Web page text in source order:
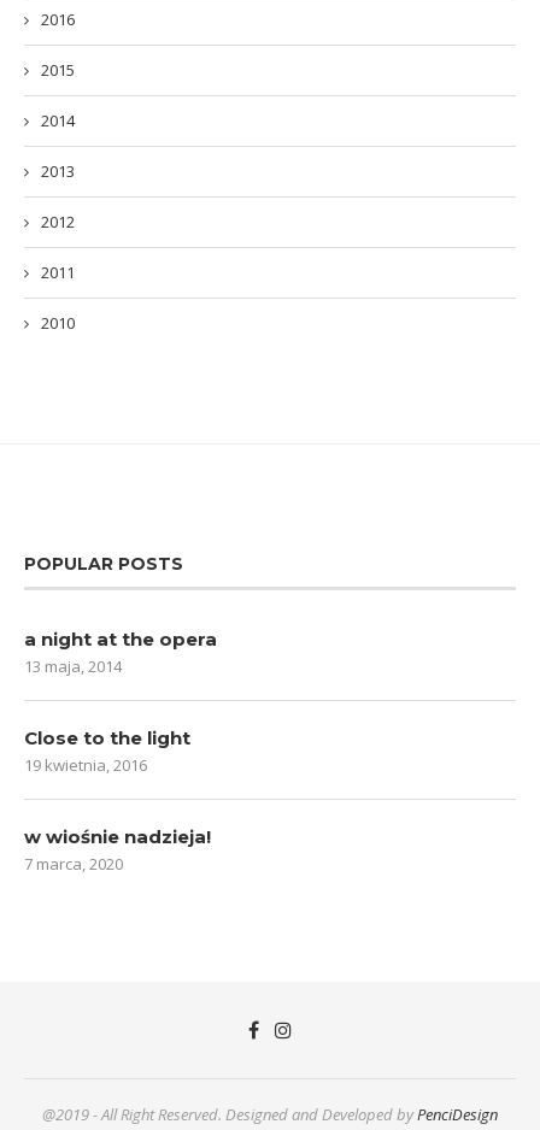
2016
2015
2014
2013
2012
2011
2010
POPULAR POSTS
a night at the opera
13 maja, 2014
Close to the light
19 kwietnia, 2016
w wiośnie nadzieja!
7 marca, 2020
@2019 - All Right Reserved. Designed and Developed byPenciDesign